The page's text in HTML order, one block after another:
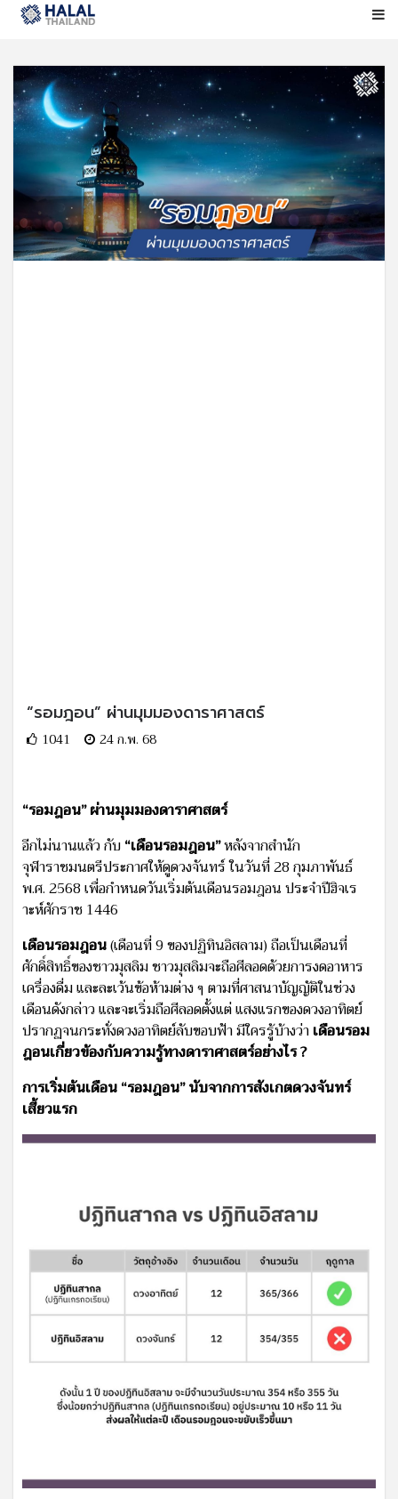
“รอมฎอน” ผ่านมุมมองดาราศาสตร์
1041 24 ก.พ. 68
“รอมฎอน” ผ่านมุมมองดาราศาสตร์
อีกไม่นานแล้ว กับ“เดือนรอมฎอน”หลังจากสำนัก
จุฬาราชมนตรีประกาศให้ดูดวงจันทร์ ในวันที่ 28 กุมภาพันธ์
พ.ศ. 2568 เพื่อกำหนดวันเริ่มต้นเดือนรอมฎอน ประจำปีฮิจเร
าะห์ศักราช 1446
เดือนรอมฎอน(เดือนที่ 9 ของปฏิทินอิสลาม) ถือเป็นเดือนที่
ศักดิ์สิทธิ์ของชาวมุสลิม ชาวมุสลิมจะถือศีลอดด้วยการงดอาหาร
เครื่องดื่ม และละเว้นข้อห้ามต่าง ๆ ตามที่ศาสนาบัญญัติในช่วง
เดือนดังกล่าว และจะเริ่มถือศีลอดตั้งแต่ แสงแรกของดวงอาทิตย์
ปรากฏจนกระทั่งดวงอาทิตย์ลับขอบฟ้า มีใครรู้บ้างว่าเดือนรอม
ฎอนเกี่ยวข้องกับความรู้ทางดาราศาสตร์อย่างไร ?
การเริ่มต้นเดือน “รอมฎอน” นับจากการสังเกตดวงจันทร์
เสี้ยวแรก